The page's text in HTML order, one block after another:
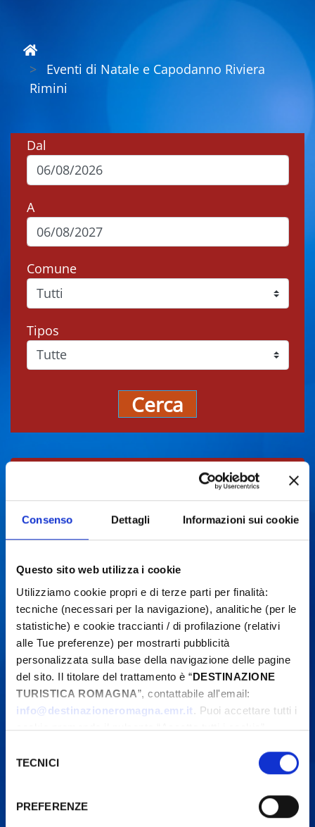
Consenso Dettagli Informazioni sui cookie
Questo sito web utilizza i cookie
Utilizziamo cookie propri e di terze parti per finalità:
tecniche (necessari per la navigazione), analitiche (per le
statistiche) e cookie traccianti / di profilazione (relativi
alle Tue preferenze) per mostrarti pubblicità
personalizzata sulla base della navigazione delle pagine
del sito. Il titolare del trattamento è “DESTINAZIONE
TURISTICA ROMAGNA”, contattabile all'email:
info@destinazioneromagna.emr.it. Puoi accettare tutti i
cookie premendo il pulsante “Accetta tutti i cookie”,
gestire le tue preferenze facendo clic su “Personalizza”.
Qualora acconsenti a tutti i cookie i Tuoi dati potranno
attualmente non fornisce garanzie idonee per il
delTECNICI
PREFERENZE
Eventi di Natale e Capodanno Riviera
Rimini
Dal
A
Comune
Tipos
Cerca
Gli eventi potrebbero subire variazioni,
contattare sempre gli organizzatori prima di